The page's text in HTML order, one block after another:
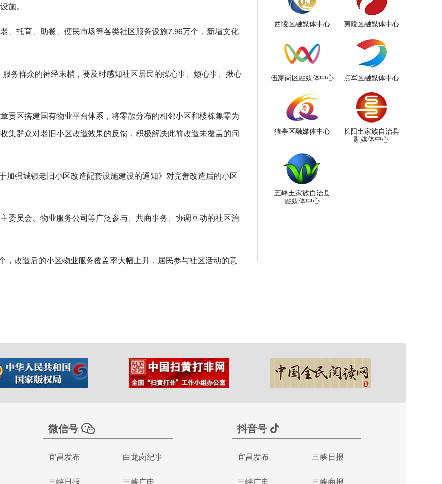
施。
、托育、助餐、便民市场等各类社区服务设施7.96万个，新增文化
务群众的神经末梢，要及时感知社区居民的操心事、烦心事、揪心
贡区搭建国有物业平台体系，将零散分布的相邻小区和楼栋集零为
集群众对老旧小区改造效果的反馈，积极解决此前改造未覆盖的问
加强城镇老旧小区改造配套设施建设的通知》对完善改造后的小区
委员会、物业服务公司等广泛参与、共商事务、协调互动的社区治
，改造后的小区物业服务覆盖率大幅上升，居民参与社区活动的意
西陵区融媒体中心 夷陵区融媒体中心
伍家岗区融媒体中心 点军区融媒体中心
猇亭区融媒体中心
长阳土家族自治县
融媒体中心
五峰土家族自治县
融媒体中心
微信号
宜昌发布 白龙岗纪事
三峡日报 三峡广电
抖音号
宜昌发布 三峡日报
三峡广电 三峡商报